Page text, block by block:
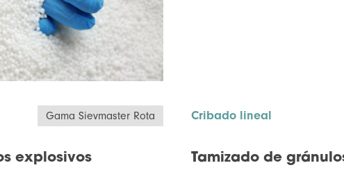
Gama Sievmaster Rota
explosivos
Cribado lineal
Tamizado de